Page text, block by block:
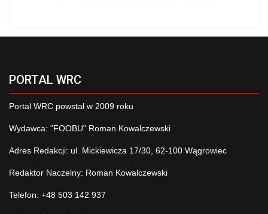
PORTAL WRC
Portal WRC powstał w 2009 roku
Wydawca: "FOOBU" Roman Kowalczewski
Adres Redakcji: ul. Mickiewicza 17/30, 62-100 Wągrowiec
Redaktor Naczelny: Roman Kowalczewski
Telefon: +48 503 142 937